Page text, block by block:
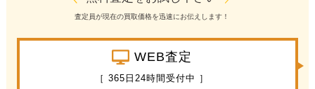
査定員が現在の買取価格を迅速にお伝えします！
WEB査定
［ 365日24時間受付中 ］